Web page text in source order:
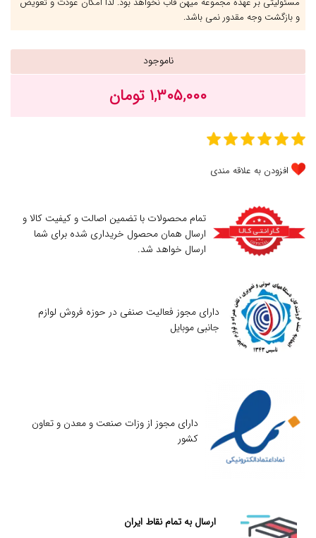
و بازگشت وجه مقدور نمی باشد.
ناموجود
۱,۳۰۵,۰۰۰ تومان
افزودن به علاقه مندی
تمام محصولات با تضمین اصالت و کیفیت کالا و
ارسال همان محصول خریداری شده برای شما
ارسال خواهد شد.
دارای مجوز فعالیت صنفی در حوزه فروش لوازم
جانبی موبایل
دارای مجوز از وزات صنعت و معدن و تعاون
کشور
ارسال به تمام نقاط ایران